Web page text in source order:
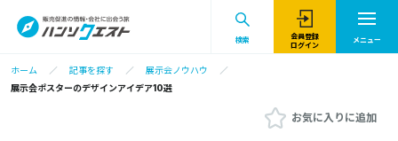
検索
会員登録
ログイン
メニュー
ホーム 記事を探す
展示会ノウハウ
展示会ポスターのデザインアイデア10選
お気に入りに追加